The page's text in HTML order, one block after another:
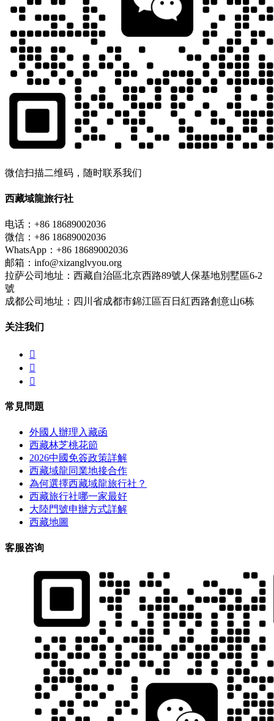
微信扫描二维码，随时联系我们
西藏域龍旅行社
电话：+86 18689002036
微信：+86 18689002036
WhatsApp：+86 18689002036
邮箱：info@xizanglvyou.org
拉萨公司地址：西藏自治區北京西路89號人保基地別墅區6-2
號
成都公司地址：四川省成都市錦江區百日紅西路創意山6栋
关注我们



常見問題
外國人辦理入藏函
西藏林芝桃花節
2026中國免簽政策詳解
西藏域龍同業地接合作
為何選擇西藏域龍旅行社？
西藏旅行社哪一家最好
大陸門號申辦方式詳解
西藏地圖
客服咨询